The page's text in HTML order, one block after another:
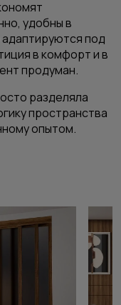
удобны в
под
в комфорт и в
продуман.
разделяла
пространства
опытом.